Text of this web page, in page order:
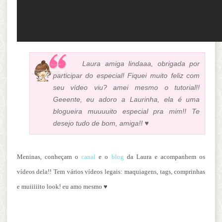
Laura amiga lindaaa, obrigada por
participar do especial! Fiquei muito feliz com
seu vídeo viu? amei mesmo o tutorial!!
Geeente, eu adoro a Laurinha, ela é uma
blogueira muuuuito especial pra mim!! Te
desejo tudo de bom, amiga!! ♥
Meninas, conheçam ocanal e o blog da Laura e acompanhem os
vídeos dela!! Tem vários vídeos legais: maquiagens, tags, comprinhas
e muiiiiito look! eu amo mesmo ♥